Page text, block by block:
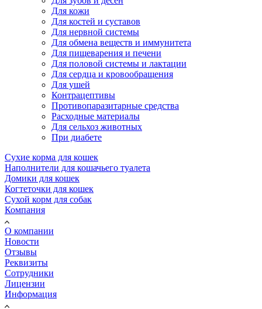
Для кожи
Для костей и суставов
Для нервной системы
Для обмена веществ и иммунитета
Для пищеварения и печени
Для половой системы и лактации
Для сердца и кровообращения
Для ушей
Контрацептивы
Противопаразитарные средства
Расходные материалы
Для сельхоз животных
При диабете
Сухие корма для кошек
Наполнители для кошачьего туалета
Домики для кошек
Когтеточки для кошек
Сухой корм для собак
Компания
О компании
Новости
Отзывы
Реквизиты
Сотрудники
Лицензии
Информация